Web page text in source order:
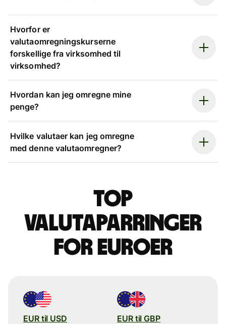
Hvorfor er
valutaomregningskurserne
forskellige fra virksomhed til
virksomhed?
Hvordan kan jeg omregne mine
penge?
Hvilke valutaer kan jeg omregne
med denne valutaomregner?
Top
valutaparringer
for euroer
EUR til USD EUR til GBP